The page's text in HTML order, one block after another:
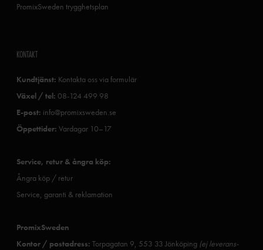
PromixSweden trygghetsplan
KONTAKT
Kundtjänst: Kontakta oss via formulär
Växel / tel: 08-124 499 98
E-post: info@promixsweden.se
Öppettider: Vardagar 10–17
Service, retur & ångra köp:
Ångra köp / retur
Service, garanti & reklamation
PromixSweden
Kontor / postadress: Torpagatan 9, 553 33 Jönköping (ej leverans-